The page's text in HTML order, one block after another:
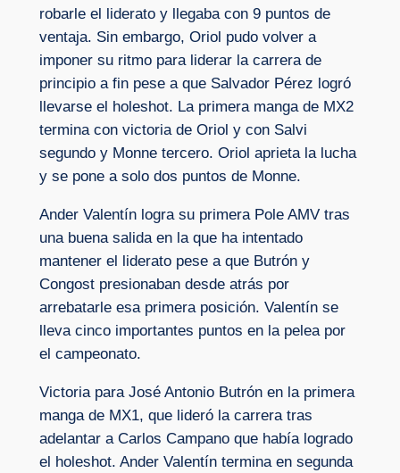
robarle el liderato y llegaba con 9 puntos de
ventaja. Sin embargo, Oriol pudo volver a
imponer su ritmo para liderar la carrera de
principio a fin pese a que Salvador Pérez logró
llevarse el holeshot. La primera manga de MX2
termina con victoria de Oriol y con Salvi
segundo y Monne tercero. Oriol aprieta la lucha
y se pone a solo dos puntos de Monne.
Ander Valentín logra su primera Pole AMV tras
una buena salida en la que ha intentado
mantener el liderato pese a que Butrón y
Congost presionaban desde atrás por
arrebatarle esa primera posición. Valentín se
lleva cinco importantes puntos en la pelea por
el campeonato.
Victoria para José Antonio Butrón en la primera
manga de MX1, que lideró la carrera tras
adelantar a Carlos Campano que había logrado
el holeshot. Ander Valentín termina en segunda